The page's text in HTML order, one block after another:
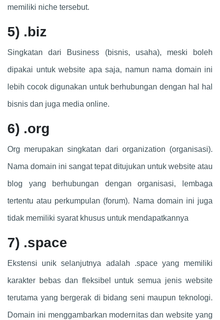
memiliki niche tersebut.
5) .biz
Singkatan dari Business (bisnis, usaha), meski boleh
dipakai untuk website apa saja, namun nama domain ini
lebih cocok digunakan untuk berhubungan dengan hal hal
bisnis dan juga media online.
6) .org
Org merupakan singkatan dari organization (organisasi).
Nama domain ini sangat tepat ditujukan untuk website atau
blog yang berhubungan dengan organisasi, lembaga
tertentu atau perkumpulan (forum). Nama domain ini juga
tidak memiliki syarat khusus untuk mendapatkannya
7) .space
Ekstensi unik selanjutnya adalah .space yang memiliki
karakter bebas dan fleksibel untuk semua jenis website
terutama yang bergerak di bidang seni maupun teknologi.
Domain ini menggambarkan modernitas dan website yang